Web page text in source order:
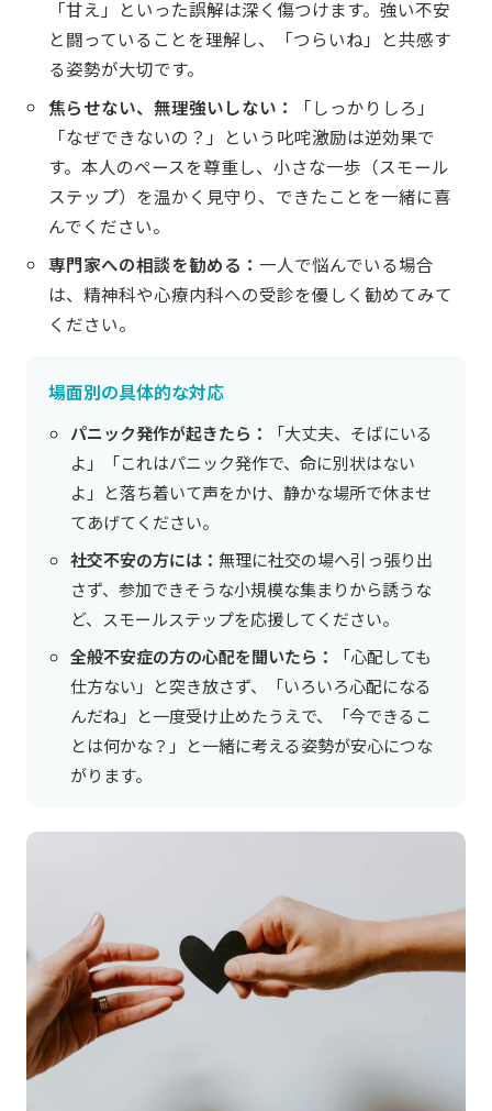
「甘え」といった誤解は深く傷つけます。強い不安
と闘っていることを理解し、「つらいね」と共感す
る姿勢が大切です。
焦らせない、無理強いしない：
「しっかりしろ」
「なぜできないの？」という叱咤激励は逆効果で
す。本人のペースを尊重し、小さな一歩（スモール
ステップ）を温かく見守り、できたことを一緒に喜
んでください。
専門家への相談を勧める：一人で悩んでいる場合
は、精神科や心療内科への受診を優しく勧めてみて
ください。
場面別の具体的な対応
パニック発作が起きたら：
「大丈夫、そばにいる
よ」「これはパニック発作で、命に別状はない
よ」と落ち着いて声をかけ、静かな場所で休ませ
てあげてください。
社交不安の方には： 無理に社交の場へ引っ張り出
さず、参加できそうな小規模な集まりから誘うな
ど、スモールステップを応援してください。
全般不安症の方の心配を聞いたら：
「心配しても
仕方ない」と突き放さず、「いろいろ心配になる
んだね」と一度受け止めたうえで、「今できるこ
とは何かな？」と一緒に考える姿勢が安心につな
がります。